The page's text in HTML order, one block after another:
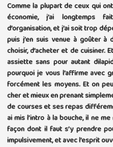
Comme la plupart de ceux qui
économie, j’ai longtemps
d’organisation, et j’ai soit trop
puis j’en suis venue à goûter
choisir, d’acheter et de cuisiner.
assiette sans pour autant
pourquoi je vous l’affirme avec
forcément les moyens. Et on
cher et mieux en prenant
de courses et ses repas
ai mis l’intro à la bouche, il ne
façon dont il faut s’y prendre
impulsivement, et avec l’esprit